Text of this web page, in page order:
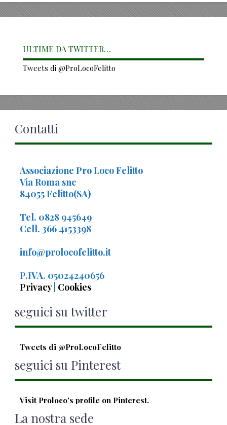
ULTIME DA TWITTER…
Tweets di @ProLocoFelitto
Contatti
Associazione Pro Loco Felitto
Via Roma snc
84055 Felitto(SA)
Tel. 0828 945649
Cell. 366 4153398
info@prolocofelitto.it
P.IVA. 05024240656
Privacy Cookies
seguici su twitter
Tweets di @ProLocoFelitto
seguici su Pinterest
Visit Proloco's profile on Pinterest.
La nostra sede